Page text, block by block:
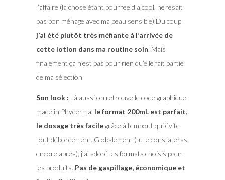
l’affaire (la chose étant bourrée d’alcool, ne fesait
pas bon ménage avec ma peau sensible).Du coup
j’ai été plutôt très méfiante à l’arrivée de
cette lotion dans ma routine soin. Mais
finalement ça n’est pas pour rien qu’elle fait partie
de ma sélection
Son look : Là aussi on retrouve le code graphique
made in Phyderma, le format 200mL est parfait,
le dosage très facilegrâce à l’embout qui évite
tout débordement. Globalement (tu le constateras
encore après), j’ai adoré les formats choisis pour
les produits. Pas de gaspillage, économique et